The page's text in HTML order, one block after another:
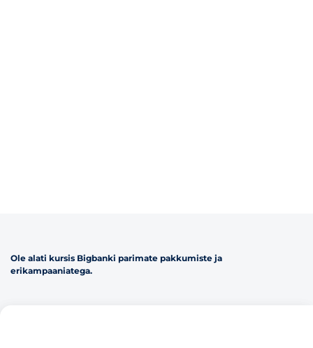
Ole alati kursis Bigbanki parimate pakkumiste ja
erikampaaniatega.